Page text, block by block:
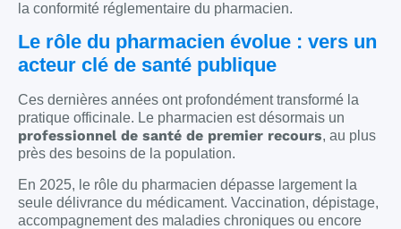
la conformité réglementaire du pharmacien.
Le rôle du pharmacien évolue : vers un
acteur clé de santé publique
Ces dernières années ont profondément transformé la
pratique officinale. Le pharmacien est désormais un
professionnel de santé de premier recours, au plus
près des besoins de la population.
En 2025, le rôle du pharmacien dépasse largement la
seule délivrance du médicament. Vaccination, dépistage,
accompagnement des maladies chroniques ou encore